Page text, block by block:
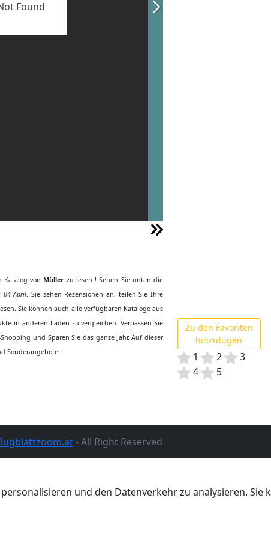
Found
Katalog von Müller zu lesen ! Sehen Sie unten die
04 April. Sie sehen Rezensionen an, teilen Sie Ihre
Sie können auch alle verfügbaren Kataloge aus
in anderen Läden zu vergleichen. Verpassen Sie
und Sparen Sie das ganze Jahr. Auf dieser
Sonderangebote.
Zu den Favoriten
hinzufügen
1 2
3
4
5
- All Right Reserved
und den Datenverkehr zu analysieren. Sie